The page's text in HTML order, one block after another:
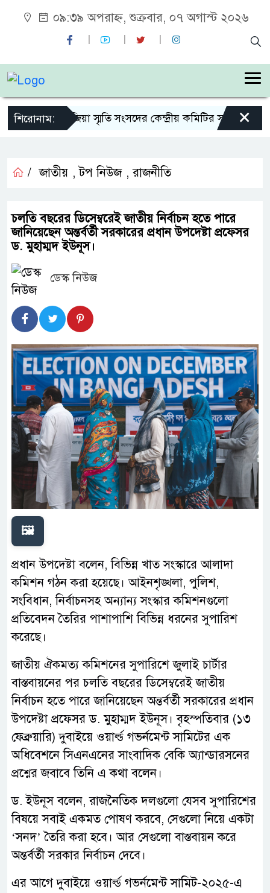
০৯:৩৯ অপরাহ্ন, শুক্রবার, ০৭ অগাস্ট ২০২৬
শিরোনাম:
শহীদ জিয়া স্মৃতি সংসদের কেন্দ্রীয় কমিটির সহ-সভাপতি
×
/ জাতীয় ,টপ নিউজ ,রাজনীতি
চলতি বছরের ডিসেম্বরেই জাতীয় নির্বাচন হতে পারে
জানিয়েছেন অন্তর্বর্তী সরকারের প্রধান উপদেষ্টা প্রফেসর
ড. মুহাম্মদ ইউনূস।
ডেস্ক নিউজ
🖼️
প্রধান উপদেষ্টা বলেন, বিভিন্ন খাত সংস্কারে আলাদা
কমিশন গঠন করা হয়েছে। আইনশৃঙ্খলা, পুলিশ,
সংবিধান, নির্বাচনসহ অন্যান্য সংস্কার কমিশনগুলো
প্রতিবেদন তৈরির পাশাপাশি বিভিন্ন ধরনের সুপারিশ
করেছে।
জাতীয় ঐকমত্য কমিশনের সুপারিশে জুলাই চার্টার
বাস্তবায়নের পর চলতি বছরের ডিসেম্বরেই জাতীয়
নির্বাচন হতে পারে জানিয়েছেন অন্তর্বর্তী সরকারের প্রধান
উপদেষ্টা প্রফেসর ড. মুহাম্মদ ইউনূস। বৃহস্পতিবার (১৩
ফেব্রুয়ারি) দুবাইয়ে ওয়ার্ল্ড গভর্নমেন্ট সামিটের এক
অধিবেশনে সিএনএনের সাংবাদিক বেকি অ্যান্ডারসনের
প্রশ্নের জবাবে তিনি এ কথা বলেন।
ড. ইউনূস বলেন, রাজনৈতিক দলগুলো যেসব সুপারিশের
বিষয়ে সবাই একমত পোষণ করবে, সেগুলো নিয়ে একটা
‘সনদ’ তৈরি করা হবে। আর সেগুলো বাস্তবায়ন করে
অন্তর্বর্তী সরকার নির্বাচন দেবে।
এর আগে দুবাইয়ে ওয়ার্ল্ড গভর্নমেন্ট সামিট-২০২৫-এ